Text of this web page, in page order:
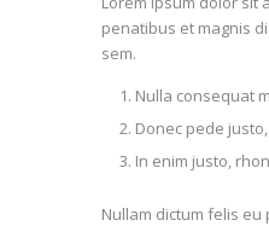
penatibus et magnis
sem.
Nulla consequat
Donec pede
In enim justo,
Nullam dictum felis